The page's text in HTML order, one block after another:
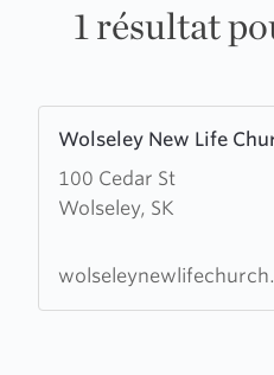
1 résultat
Wolseley New Life
100 Cedar St
Wolseley, SK
more
about
Wolseley
Life